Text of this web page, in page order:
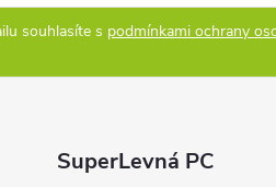
souhlasíte s podmínkami ochrany
SuperLevná PC